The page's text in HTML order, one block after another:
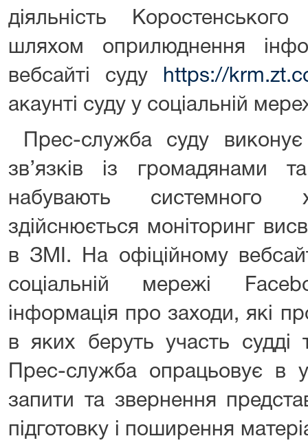
діяльність
шляхом оприлюднення
вебсайті суду
https://
акаунті суду у соціальній
Прес-служба суду виконує
зв’язків із громадянами
набувають системного
здійснюється моніторинг
в ЗМІ. На офіційному
соціальній мережі
інформація про заходи, які
в яких беруть участь судді
Прес-служба опрацьовує в
запити та звернення
підготовку і поширення